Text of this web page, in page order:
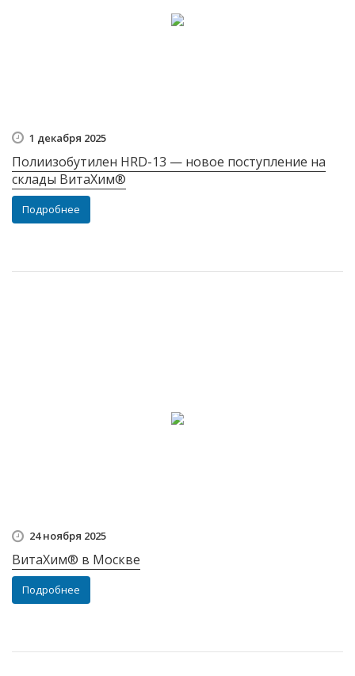
1 декабря 2025
Полиизобутилен HRD-13 — новое поступление на
склады ВитаХим®
Подробнее
24 ноября 2025
ВитаХим® в Москве
Подробнее